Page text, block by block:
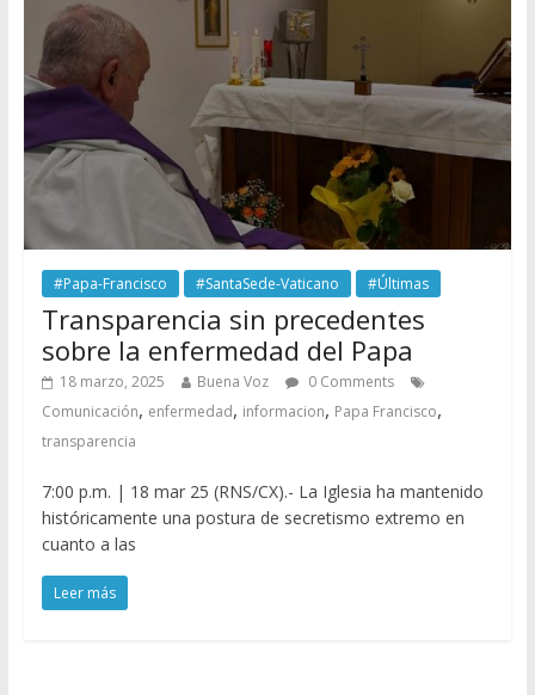
#Papa-Francisco #SantaSede-Vaticano #Últimas
Transparencia sin precedentes
sobre la enfermedad del Papa
18 marzo, 2025 Buena Voz
0 Comments
Comunicación, enfermedad, informacion, Papa Francisco,
transparencia
7:00 p.m. | 18 mar 25 (RNS/CX).- La Iglesia ha mantenido
históricamente una postura de secretismo extremo en
cuanto a las
Leer más